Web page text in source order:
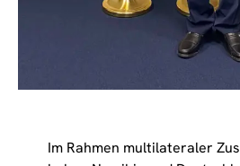
Im Rahmen multilateraler